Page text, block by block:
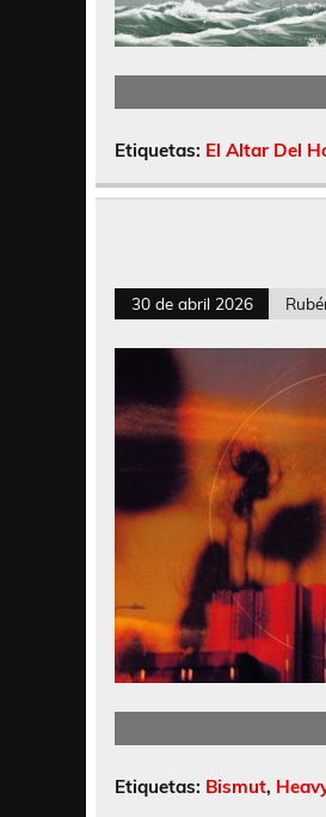
Etiquetas: El Altar Del
30 de abril 2026
Etiquetas: Bismut,